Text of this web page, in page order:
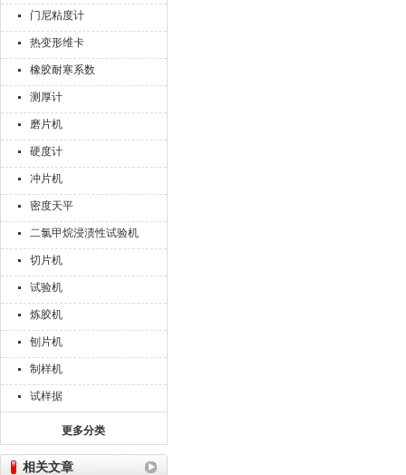
门尼粘度计
热变形维卡
橡胶耐寒系数
测厚计
磨片机
硬度计
冲片机
密度天平
二氯甲烷浸渍性试验机
切片机
试验机
炼胶机
刨片机
制样机
试样据
更多分类
相关文章